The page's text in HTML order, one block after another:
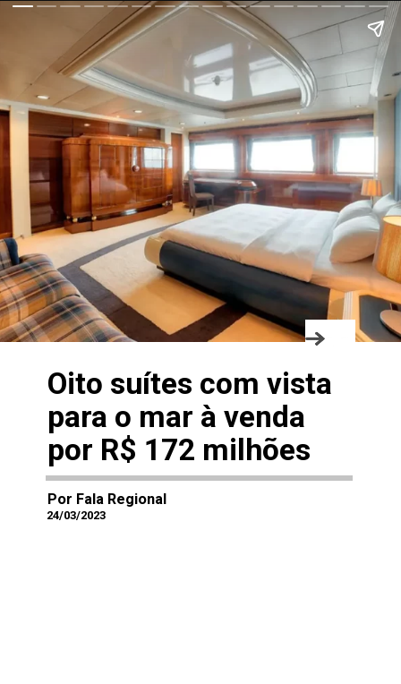
Por Fala Regional
24/03/2023
Oito suítes com vista
para o mar à venda
por R$ 172 milhões